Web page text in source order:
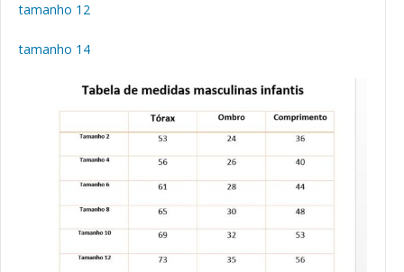
tamanho 12
tamanho 14